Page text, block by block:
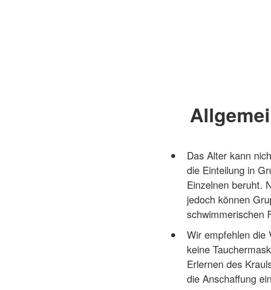
Das Alter kann
die Einteilung in
Einzelnen beruht.
jedoch können
schwimmerischen
Wir empfehlen die
keine
Erlernen des
die Anschaffung